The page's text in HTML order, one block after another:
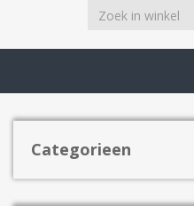
Categorieen